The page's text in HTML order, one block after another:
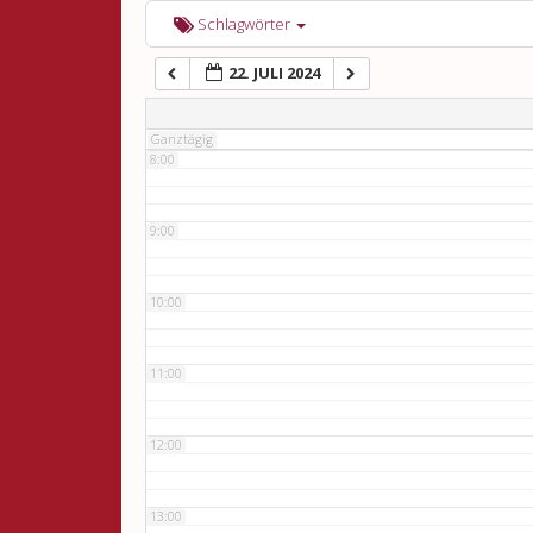
Schlagwörter
22. JULI 2024
Ganztägig
6:00
7:00
8:00
9:00
10:00
11:00
12:00
13:00